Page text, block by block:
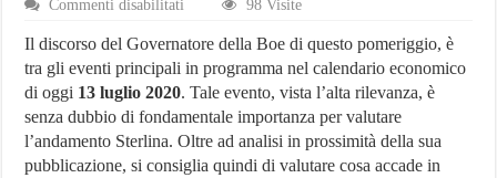
Commenti disabilitati
Sterlina
i
più
interessanti
nella
sessione
del
98 Visite
Il discorso del Governatore della Boe di questo pomeriggio, è
tra gli eventi principali in programma nel calendario economico
di oggi 13 luglio 2020. Tale evento, vista l’alta rilevanza, è
senza dubbio di fondamentale importanza per valutare
l’andamento Sterlina. Oltre ad analisi in prossimità della sua
pubblicazione, si consiglia quindi di valutare cosa accade in